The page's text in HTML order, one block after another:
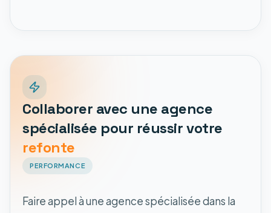
Collaborer avec une agence
spécialisée pour réussir votre
refonte
PERFORMANCE
Faire appel à une agence spécialisée dans la